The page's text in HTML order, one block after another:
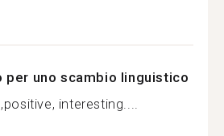
uno scambio linguistico
interesting....